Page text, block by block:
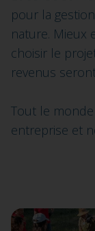
pour la
nature. Mieux
choisir le
revenus
Tout le
entreprise et